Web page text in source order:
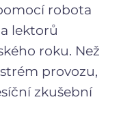
robota
lektorů
roku. Než
provozu,
zkušební